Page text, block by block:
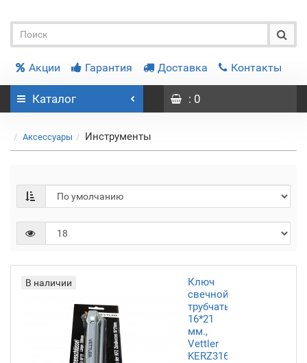
Акции Гарантия Доставка Контакты
Каталог : 0
Аксессуары Инструменты
В наличии
Ключ
свечной
трубчатый
16*21
мм.,
Vettler
KERZ31621